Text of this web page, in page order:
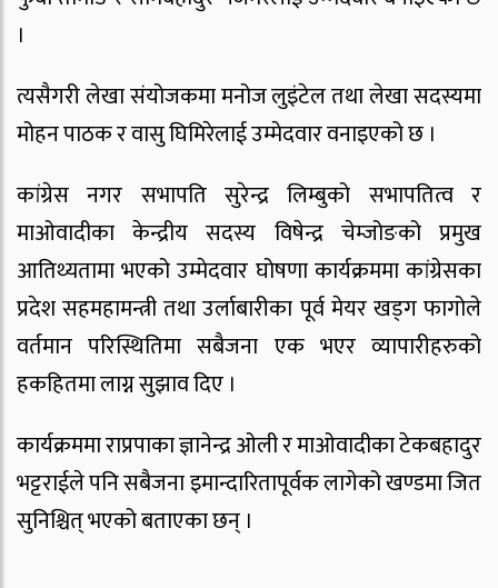
।
त्यसैगरी लेखा संयोजकमा मनोज लुइंटेल तथा लेखा सदस्यमा
मोहन पाठक र वासु घिमिरेलाई उम्मेदवार वनाइएको छ ।
कांग्रेस नगर सभापति सुरेन्द्र लिम्बुको सभापतित्व र
माओवादीका केन्द्रीय सदस्य विषेन्द्र चेम्जोङको प्रमुख
आतिथ्यतामा भएको उम्मेदवार घोषणा कार्यक्रममा कांग्रेसका
प्रदेश सहमहामन्त्री तथा उर्लाबारीका पूर्व मेयर खड्ग फागोले
वर्तमान परिस्थितिमा सबैजना एक भएर व्यापारीहरुको
हकहितमा लाग्न सुझाव दिए ।
कार्यक्रममा राप्रपाका ज्ञानेन्द्र ओली र माओवादीका टेकबहादुर
भट्टराईले पनि सबैजना इमान्दारितापूर्वक लागेको खण्डमा जित
सुनिश्चित् भएको बताएका छन् ।